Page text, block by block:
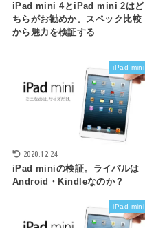
iPad mini 4とiPad mini 2はど
ちらがお勧めか。スペック比較
から魅力を検証する
iPad mini
2020.12.24
iPad miniの検証。ライバルは
Android・Kindleなのか？
iPad mini